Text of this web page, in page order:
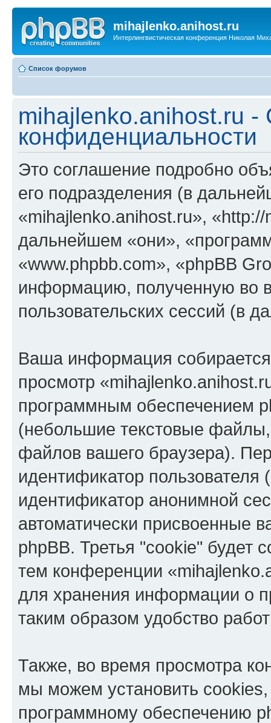
mihajlenko.anihost.ru
Интерлингвистическая конференция Николая
Список форумов
mihajlenko.anihost.ru -
конфиденциальности
Это соглашение подробно
его подразделения (в
«mihajlenko.anihost.ru»,
дальнейшем «они»,
«www.phpbb.com», «phpBB
информацию, полученную во
пользовательских сессий (в
Ваша информация
просмотр
программным обеспечением
(небольшие текстовые
файлов вашего браузера).
идентификатор
идентификатор анонимной
автоматически присвоенные
phpBB. Третья "cookie" будет
тем конференции
для хранения информации о
таким образом удобство
Также, во время просмотра
мы можем установить
программному обеспечению